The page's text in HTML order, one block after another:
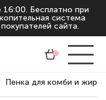
Бесплатно при
система
сайта.
0
Пенка для комби и